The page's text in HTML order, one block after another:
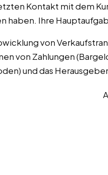
Kontakt mit dem
haben. Ihre
von
von Zahlungen
und das